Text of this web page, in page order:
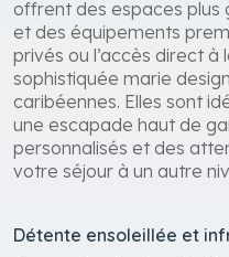
offrent des espaces plus
et des équipements
privés ou l’accès direct à
sophistiquée marie
caribéennes. Elles sont
une escapade haut de
personnalisés et des
votre séjour à un autre
Détente ensoleillée et